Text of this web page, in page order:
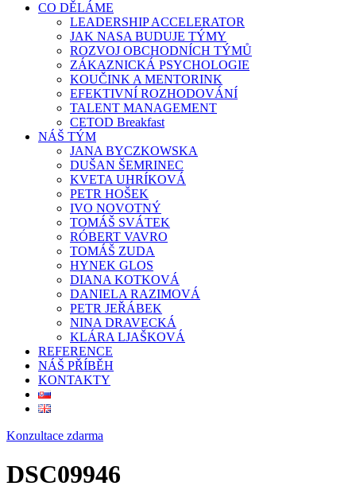
CO DĚLÁME
LEADERSHIP ACCELERATOR
JAK NASA BUDUJE TÝMY
ROZVOJ OBCHODNÍCH TÝMŮ
ZÁKAZNICKÁ PSYCHOLOGIE
KOUČINK A MENTORINK
EFEKTIVNÍ ROZHODOVÁNÍ
TALENT MANAGEMENT
CETOD Breakfast
NÁŠ TÝM
JANA BYCZKOWSKA
DUŠAN ŠEMRINEC
KVETA UHRÍKOVÁ
PETR HOŠEK
IVO NOVOTNÝ
TOMÁŠ SVÁTEK
RÓBERT VAVRO
TOMÁŠ ZUDA
HYNEK GLOS
DIANA KOTKOVÁ
DANIELA RAZIMOVÁ
PETR JEŘÁBEK
NINA DRAVECKÁ
KLÁRA LJAŠKOVÁ
REFERENCE
NÁŠ PŘÍBĚH
KONTAKTY
Konzultace zdarma
DSC09946